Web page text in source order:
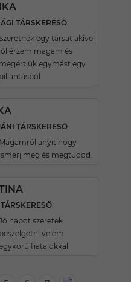
TÁRSKERESŐ
Szeretnék egy társat akivel
jól érzem magam és
megértjük egymást egy
pillantásból
TÁRSKERESŐ
Magamról anyit hogy
ismerj meg és megtudod.
napot szeretek
beszélgetni velem
fiatalokkal